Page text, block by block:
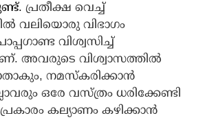
പ്രതീക്ഷ വെച്ച്
വലിയൊരു വിഭാഗം
വിശ്വസിച്ച്
അവരുടെ വിശ്വാസത്തില്‍
നമസ്‌കരിക്കാന്‍
ഒരേ വസ്ത്രം ധരിക്കേണ്ടി
കല്യാണം കഴിക്കാന്‍